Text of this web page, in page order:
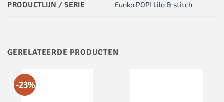
PRODUCTLIJN / SERIE Funko POP! Lilo & stitch
GERELATEERDE PRODUCTEN
-23%